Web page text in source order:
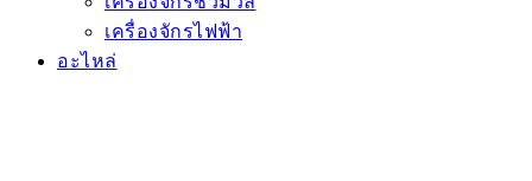
เครื่องจักรไฟฟ้า
อะไหล่